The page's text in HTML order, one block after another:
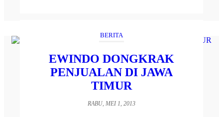
BERITA
EWINDO DONGKRAK
PENJUALAN DI JAWA
TIMUR
RABU, MEI 1, 2013